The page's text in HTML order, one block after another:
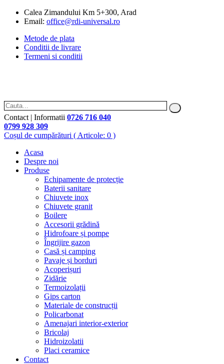
Calea Zimandului Km 5+300, Arad
Email: office@rdi-universal.ro
Metode de plata
Conditii de livrare
Termeni si conditii
Contact | Informatii 0726 716 040
0799 928 309
Coșul de cumpărături ( Articole: 0 )
Acasa
Despre noi
Produse
Echipamente de protecție
Baterii sanitare
Chiuvete inox
Chiuvete granit
Boilere
Accesorii grădină
Hidrofoare și pompe
Îngrijire gazon
Casă și camping
Pavaje și borduri
Acoperișuri
Zidărie
Termoizolații
Gips carton
Materiale de construcții
Policarbonat
Amenajari interior-exterior
Bricolaj
Hidroizolatii
Placi ceramice
Contact